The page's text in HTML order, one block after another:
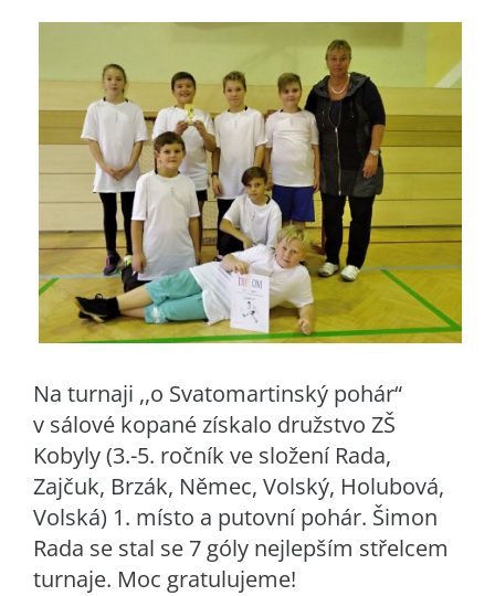
Na turnaji ,,o Svatomartinský pohár“
v sálové kopané získalo družstvo ZŠ
Kobyly (3.-5. ročník ve složení Rada,
Zajčuk, Brzák, Němec, Volský, Holubová,
Volská) 1. místo a putovní pohár. Šimon
Rada se stal se 7 góly nejlepším střelcem
turnaje. Moc gratulujeme!